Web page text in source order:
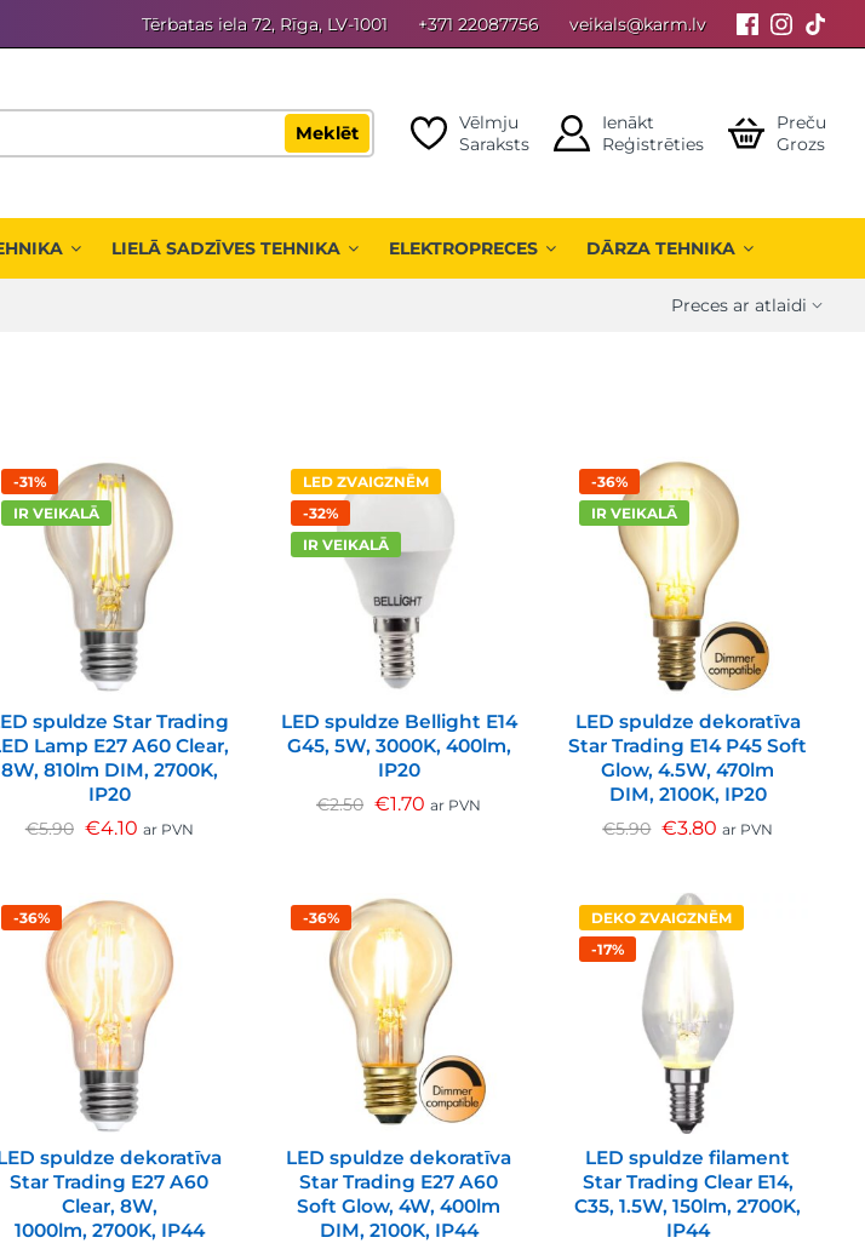
Tērbatas iela 72, Rīga, LV-1001 +371 22087756 veikals@karm.lv
Meklēt
Vēlmju
Saraksts
Ienākt
Reģistrēties
Preču
Grozs
LIELĀ SADZĪVES TEHNIKA ELEKTROPRECES DĀRZA TEHNIKA
-31%
IR VEIKALĀ
spuldze Star Trading
Lamp E27 A60 Clear,
8W, 810lm DIM, 2700K,
IP20
€5.90 €4.10 ar PVN
LED ZVAIGZNĒM
-32%
IR VEIKALĀ
LED spuldze Bellight E14
G45, 5W, 3000K, 400lm,
IP20
€2.50 €1.70 ar PVN
-36%
IR VEIKALĀ
LED spuldze dekoratīva
Star Trading E14 P45 Soft
Glow, 4.5W, 470lm
DIM, 2100K, IP20
€5.90 €3.80 ar PVN
-36%
spuldze dekoratīva
Star Trading E27 A60
Clear, 8W,
1000lm, 2700K, IP44
-36%
LED spuldze dekoratīva
Star Trading E27 A60
Soft Glow, 4W, 400lm
DIM, 2100K, IP44
DEKO ZVAIGZNĒM
-17%
LED spuldze filament
Star Trading Clear E14,
C35, 1.5W, 150lm, 2700K,
IP44